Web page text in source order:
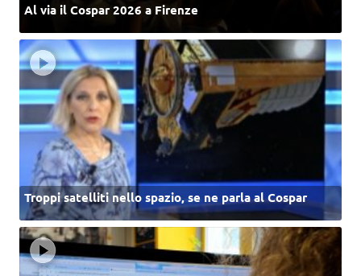
Al via il Cospar 2026 a Firenze
Troppi satelliti nello spazio, se ne parla al Cospar